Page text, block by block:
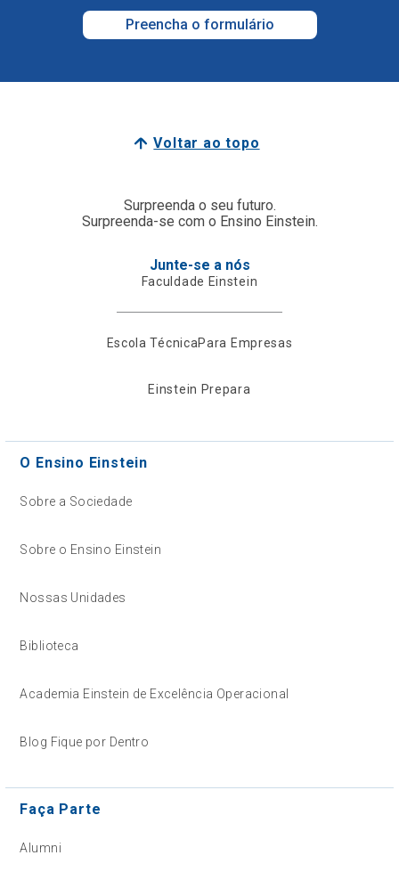
Preencha o formulário
Voltar ao topo
Surpreenda o seu futuro.
Surpreenda-se com o Ensino Einstein.
Junte-se a nós
Faculdade Einstein
Escola TécnicaPara Empresas
Einstein Prepara
O Ensino Einstein
Sobre a Sociedade
Sobre o Ensino Einstein
Nossas Unidades
Biblioteca
Academia Einstein de Excelência Operacional
Blog Fique por Dentro
Faça Parte
Alumni